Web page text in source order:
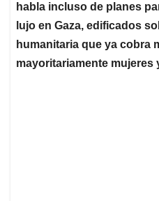
habla incluso de planes
lujo en Gaza, edificados
humanitaria que ya cobra
mayoritariamente mujeres